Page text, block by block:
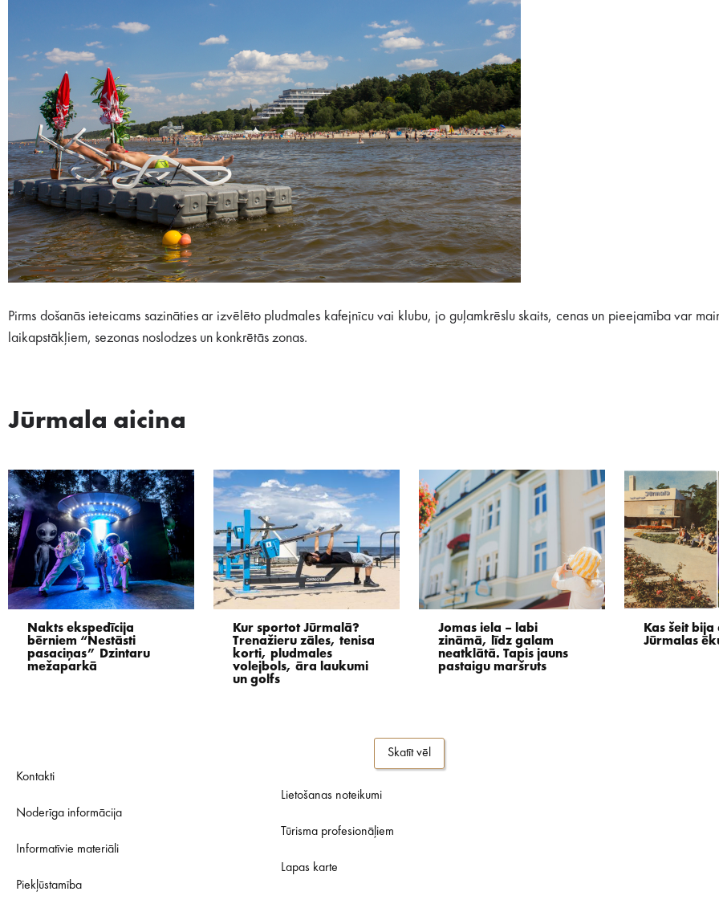
Pirms došanās ieteicams sazināties ar izvēlēto pludmales kafejnīcu vai klubu, jo guļamkrēslu skaits, cenas un pieejamība var
laikapstākļiem, sezonas noslodzes un konkrētās zonas.
Jūrmala aicina
Nakts ekspedīcija
bērniem “Nestāsti
pasaciņas” Dzintaru
mežaparkā
Kur sportot Jūrmalā?
Trenažieru zāles, tenisa
korti, pludmales
volejbols, āra laukumi
un golfs
Jomas iela – labi
zināmā, līdz galam
neatklātā. Tapis jauns
pastaigu maršruts
Kas šeit
Jūrmalas
Skatīt vēl
Kontakti
Noderīga informācija
Informatīvie materiāli
Piekļūstamība
Lietošanas noteikumi
Tūrisma profesionāļiem
Lapas karte